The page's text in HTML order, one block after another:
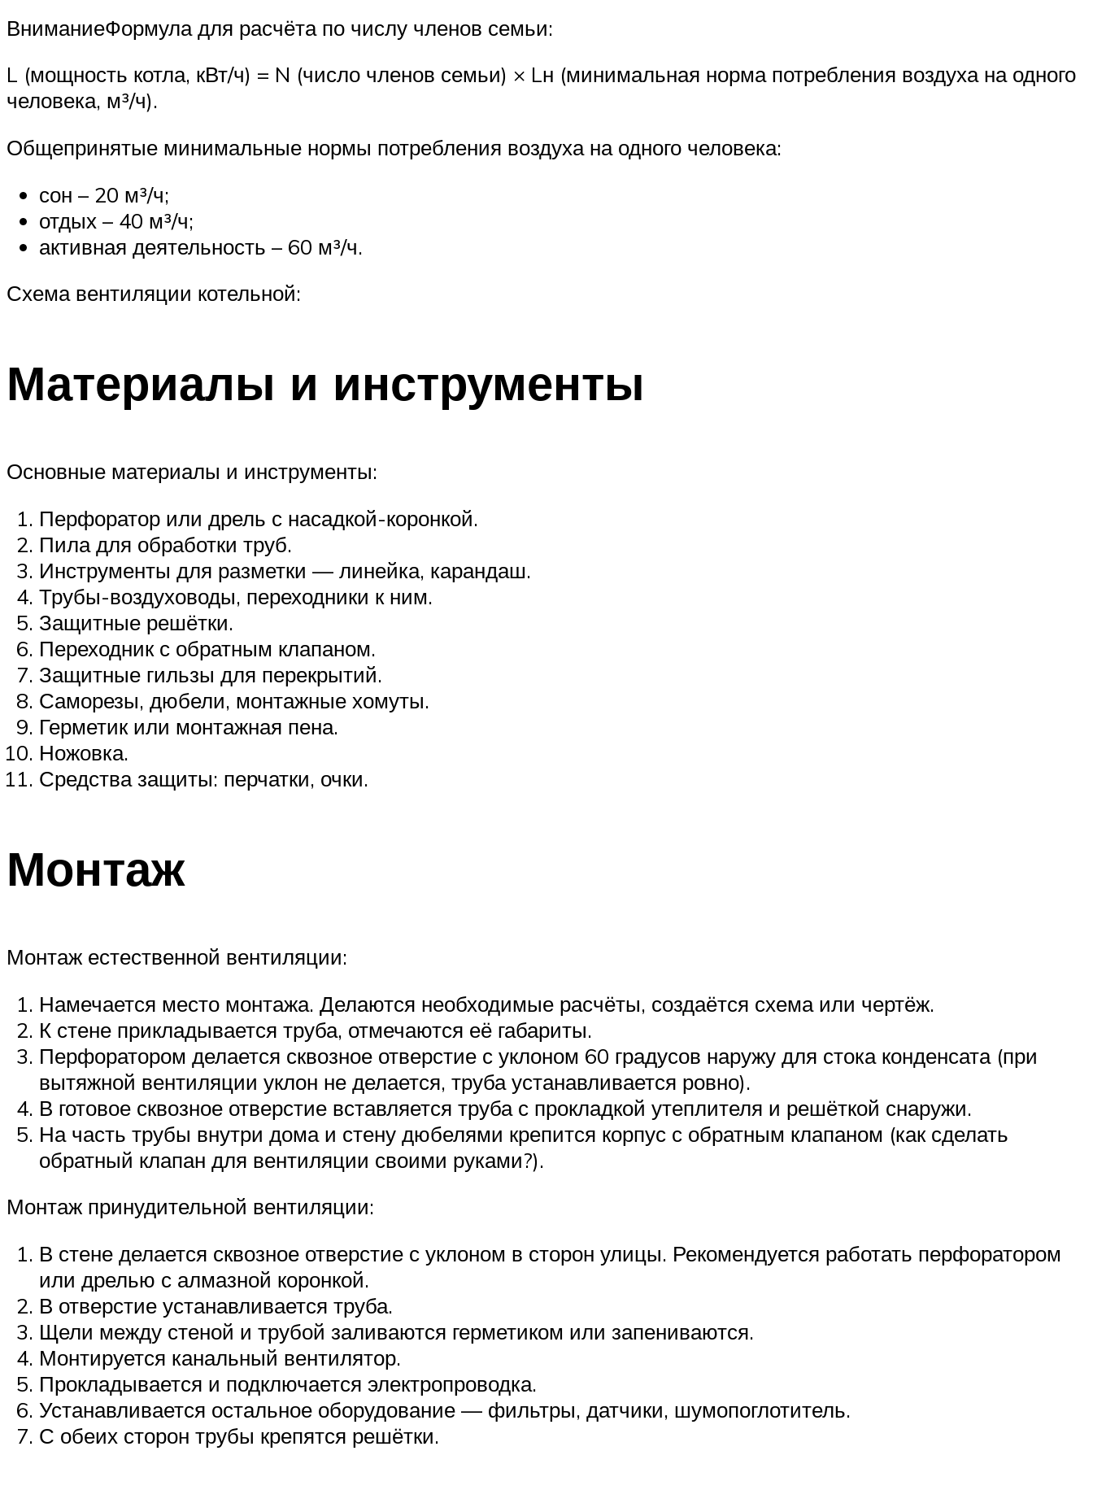
ВниманиеФормула для расчёта по числу членов семьи:
L (мощность котла, кВт/ч) = N (число членов семьи) × Lн (минимальная норма потребления воздуха на одного
человека, м³/ч).
Общепринятые минимальные нормы потребления воздуха на одного человека:
сон – 20 м³/ч;
отдых – 40 м³/ч;
активная деятельность – 60 м³/ч.
Схема вентиляции котельной:
Материалы и инструменты
Основные материалы и инструменты:
Перфоратор или дрель с насадкой-коронкой.
Пила для обработки труб.
Инструменты для разметки — линейка, карандаш.
Трубы-воздуховоды, переходники к ним.
Защитные решётки.
Переходник с обратным клапаном.
Защитные гильзы для перекрытий.
Саморезы, дюбели, монтажные хомуты.
Герметик или монтажная пена.
Ножовка.
Средства защиты: перчатки, очки.
Монтаж
Монтаж естественной вентиляции:
Намечается место монтажа. Делаются необходимые расчёты, создаётся схема или чертёж.
К стене прикладывается труба, отмечаются её габариты.
Перфоратором делается сквозное отверстие с уклоном 60 градусов наружу для стока конденсата (при
вытяжной вентиляции уклон не делается, труба устанавливается ровно).
В готовое сквозное отверстие вставляется труба с прокладкой утеплителя и решёткой снаружи.
На часть трубы внутри дома и стену дюбелями крепится корпус с обратным клапаном (как сделать
обратный клапан для вентиляции своими руками?).
Монтаж принудительной вентиляции:
В стене делается сквозное отверстие с уклоном в сторон улицы. Рекомендуется работать перфоратором
или дрелью с алмазной коронкой.
В отверстие устанавливается труба.
Щели между стеной и трубой заливаются герметиком или запениваются.
Монтируется канальный вентилятор.
Прокладывается и подключается электропроводка.
Устанавливается остальное оборудование — фильтры, датчики, шумопоглотитель.
С обеих сторон трубы крепятся решётки.